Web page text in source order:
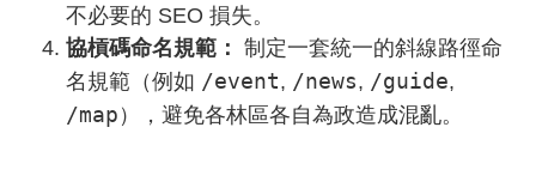
不必要的 SEO 損失。
協槓碼命名規範： 制定一套統一的斜線路徑命
名規範（例如 /event, /news, /guide,
/map ），避免各林區各自為政造成混亂。